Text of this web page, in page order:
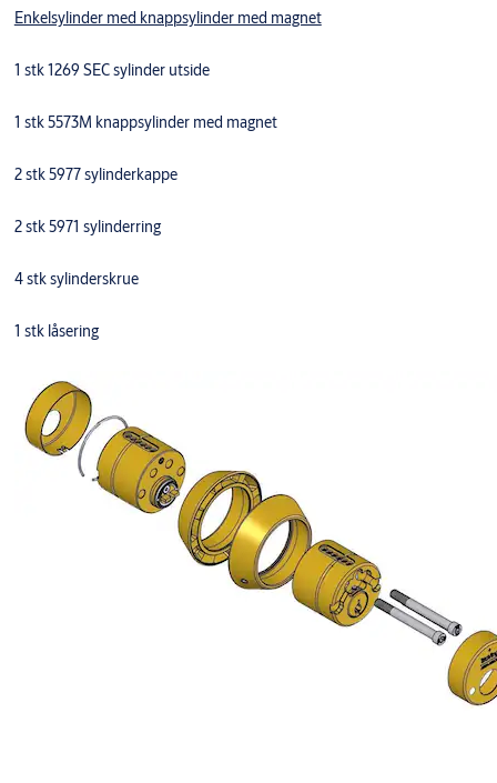
Enkelsylinder med knappsylinder med magnet
1 stk 1269 SEC sylinder utside
1 stk 5573M knappsylinder med magnet
2 stk 5977 sylinderkappe
2 stk 5971 sylinderring
4 stk sylinderskrue
1 stk låsering